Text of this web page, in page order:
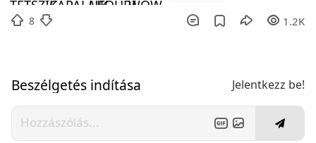
8 1.2K
Beszélgetés indítása Jelentkezz be!